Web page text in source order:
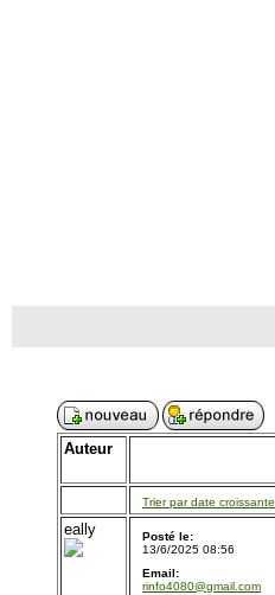
Auteur
Trier par date croissante
eally
Posté le:
13/6/2025 08:56
Email:
rinfo4080@gmail.com